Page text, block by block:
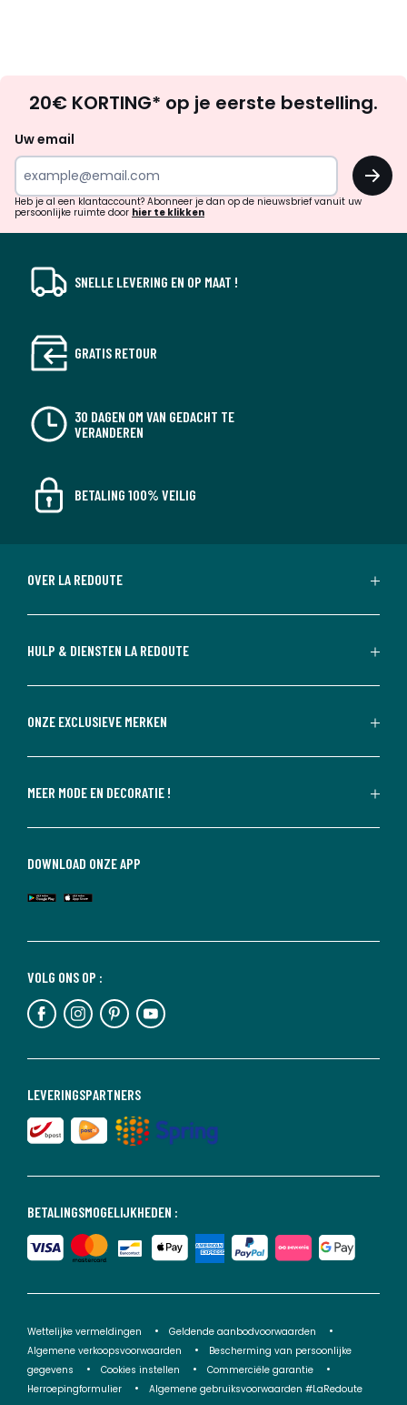
zoek
inspiratie
verrassingen?
20€ KORTING* op je eerste bestelling.
Uw email
OK
Heb je al een klantaccount? Abonneer je dan op de nieuwsbrief vanuit uw
persoonlijke ruimte door hier te klikken
SNELLE LEVERING EN OP MAAT !
GRATIS RETOUR
30 DAGEN OM VAN GEDACHT TE
VERANDEREN
BETALING 100% VEILIG
OVER LA REDOUTE
HULP & DIENSTEN LA REDOUTE
ONZE EXCLUSIEVE MERKEN
MEER MODE EN DECORATIE !
BETALINGSMOGELIJKHEDEN :
LEVERINGSPARTNERS
VOLG ONS OP :
DOWNLOAD ONZE APP
Wettelijke vermeldingen
Geldende aanbodvoorwaarden
Algemene verkoopsvoorwaarden
Bescherming van persoonlijke
gegevens
Cookies instellen
Commerciële garantie
Herroepingformulier
Algemene gebruiksvoorwaarden #LaRedoute